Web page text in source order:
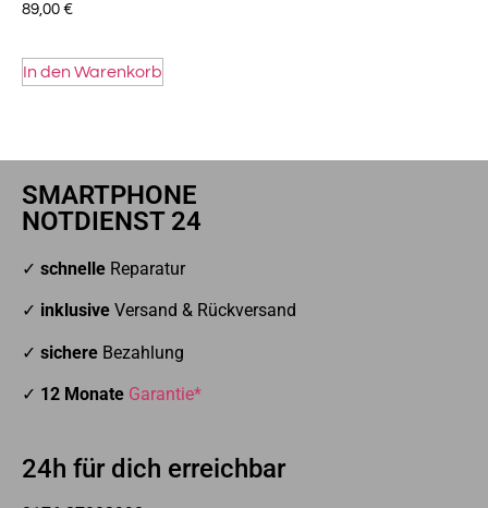
89,00 €
In den Warenkorb
SMARTPHONE
NOTDIENST 24
✓ schnelle Reparatur
✓ inklusive Versand & Rückversand
✓ sichere Bezahlung
✓ 12 Monate Garantie*
24h für dich erreichbar